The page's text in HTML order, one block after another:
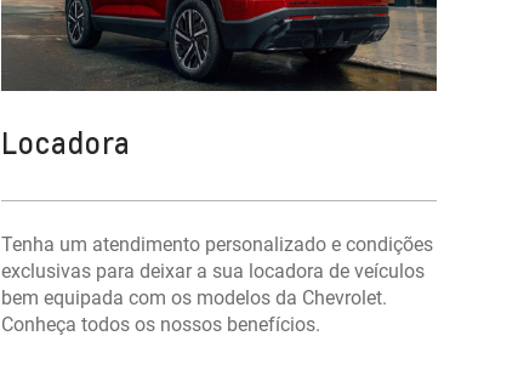
Locadora
Tenha um atendimento personalizado e condições
exclusivas para deixar a sua locadora de veículos
bem equipada com os modelos da Chevrolet.
Conheça todos os nossos benefícios.